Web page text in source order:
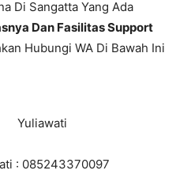
Di Sangatta Yang Ada
Dan Fasilitas Support
Hubungi WA Di Bawah Ini
: 085243370097